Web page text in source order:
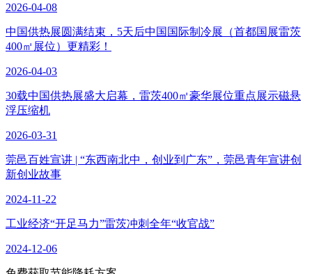
2026-04-08
中国供热展圆满结束，5天后中国国际制冷展（首都国展雷茨
400㎡展位）更精彩！
2026-04-03
30载中国供热展盛大启幕，雷茨400㎡豪华展位重点展示磁悬
浮压缩机
2026-03-31
莞邑百姓宣讲 | “东西南北中，创业到广东”，莞邑青年宣讲创
新创业故事
2024-11-22
工业经济“开足马力”雷茨冲刺全年“收官战”
2024-12-06